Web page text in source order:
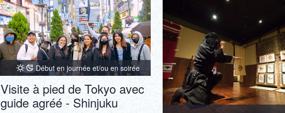
douceurs japonaises.
Début en journée et/ou en soirée
Visite à pied de Tokyo avec
guide agréé - Shinjuku